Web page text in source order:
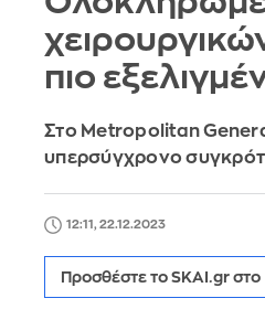
πιο
Στο Metropolitan
υπερσύγχρονο
12:11, 22.12.2023
Προσθέστε το SKAI.gr στο